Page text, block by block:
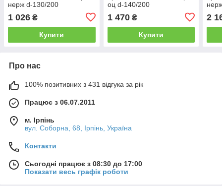
нерж d-130/200
1 026 ₴
Купити
оц d-140/200
1 470₴
Купити
2
Про нас
100% позитивних з 431 відгука за рік
Працює з 06.07.2011
м. Ірпінь
вул. Соборна, 68, Ірпінь, Україна
Контакти
Сьогодні працює з 08:30 до 17:00
Показати весь графік роботи